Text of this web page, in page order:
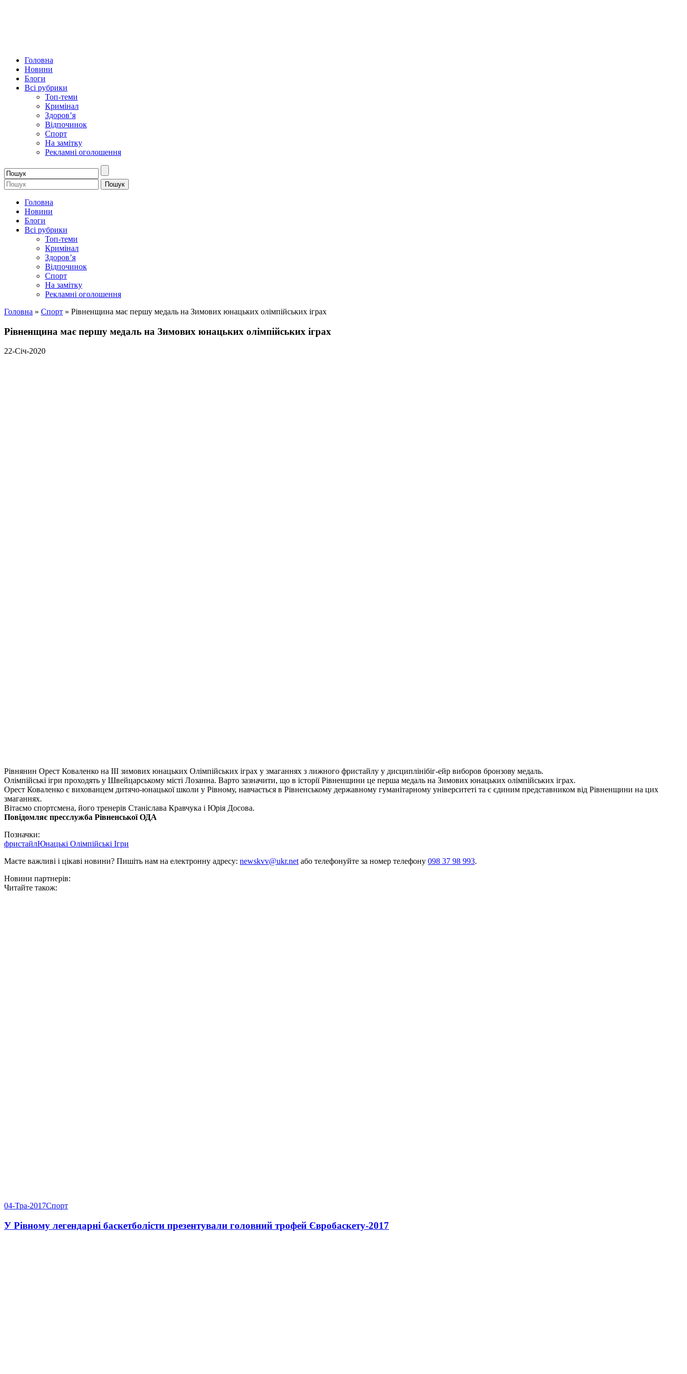
Головна
Новини
Блоги
Всі рубрики
Топ-теми
Кримінал
Здоров’я
Відпочинок
Спорт
На замітку
Рекламні оголошення
Головна
Новини
Блоги
Всі рубрики
Топ-теми
Кримінал
Здоров’я
Відпочинок
Спорт
На замітку
Рекламні оголошення
Головна » Спорт » Рівненщина має першу медаль на Зимових юнацьких олімпійських іграх
Рівненщина має першу медаль на Зимових юнацьких олімпійських іграх
22-Січ-2020
Рівнянин Орест Коваленко на ІІІ зимових юнацьких Олімпійських іграх у змаганнях з лижного фристайлу у дисциплінібіг-ейр виборов бронзову медаль.
Олімпійські ігри проходять у Швейцарському місті Лозанна. Варто зазначити, що в історії Рівненщини це перша медаль на Зимових юнацьких олімпійських іграх.
Орест Коваленко є вихованцем дитячо-юнацької школи у Рівному, навчається в Рівненському державному гуманітарному університеті та є єдиним представником від Рівненщини на цих
змаганнях.
Вітаємо спортсмена, його тренерів Станіслава Кравчука і Юрія Досова.
Повідомляє пресслужба Рівненської ОДА
Позначки:
фристайлЮнацькі Олімпійські Ігри
Маєте важливі і цікаві новини? Пишіть нам на електронну адресу: newskvv@ukr.netабо телефонуйте за номер телефону 098 37 98 993.
Новини партнерів:
Читайте також:
04-Тра-2017Спорт
У Рівному легендарні баскетболісти презентували головний трофей Євробаскету-2017